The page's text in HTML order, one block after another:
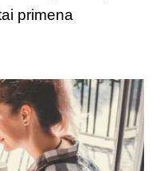
primena